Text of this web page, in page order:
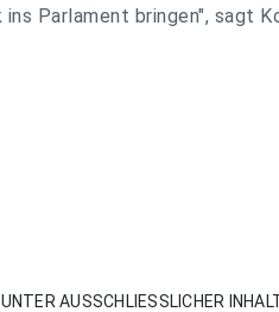
Parlament bringen", sagt
AUSSCHLIESSLICHER